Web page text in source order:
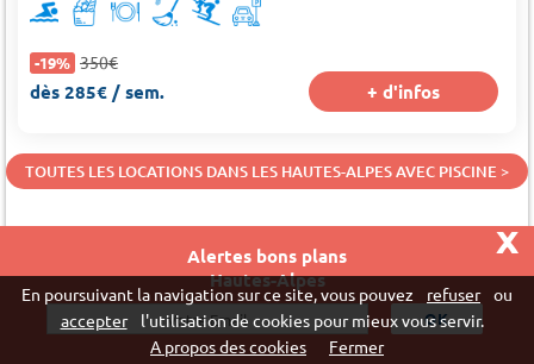
Alertes bons plans
Hautes-Alpes
x
-19% 350€
dès 285€ / sem. + d'infos
TOUTES LES LOCATIONS DANS LES HAUTES-ALPES AVEC PISCINE >
LOCATIONS DE VACANCES AU SKI EN ALTITUDE
En poursuivant la navigation sur ce site, vous pouvez refuser
ou
accepter
l'utilisation de cookies pour mieux vous servir.
A propos des cookies
Fermer